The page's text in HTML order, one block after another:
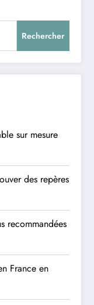
Rechercher
sur mesure
des repères
recommandées
France en